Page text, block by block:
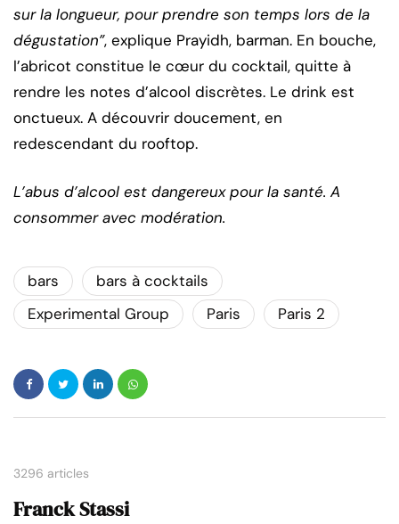
sur la longueur, pour prendre son temps lors de la
dégustation”, explique Prayidh, barman. En bouche,
l’abricot constitue le cœur du cocktail, quitte à
rendre les notes d’alcool discrètes. Le drink est
onctueux. A découvrir doucement, en
redescendant du rooftop.
L’abus d’alcool est dangereux pour la santé. A
consommer avec modération.
bars
bars à cocktails
Experimental Group
Paris Paris 2
3296 articles
Franck Stassi